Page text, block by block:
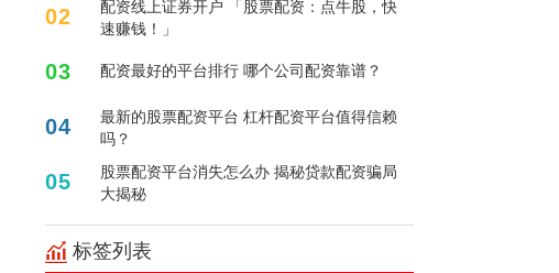
02
配资线上证券开户 「股票配资：点牛股，快
速赚钱！」
03 配资最好的平台排行 哪个公司配资靠谱？
04
最新的股票配资平台 杠杆配资平台值得信赖
吗？
05
股票配资平台消失怎么办 揭秘贷款配资骗局
大揭秘
标签列表